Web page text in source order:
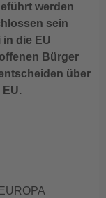
werden
sein
die EU
Bürger
über